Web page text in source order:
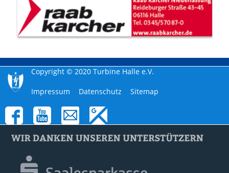
Copyright © 2020 Turbine Halle e.V.
Navigation
Impressum Datenschutz Sitemap